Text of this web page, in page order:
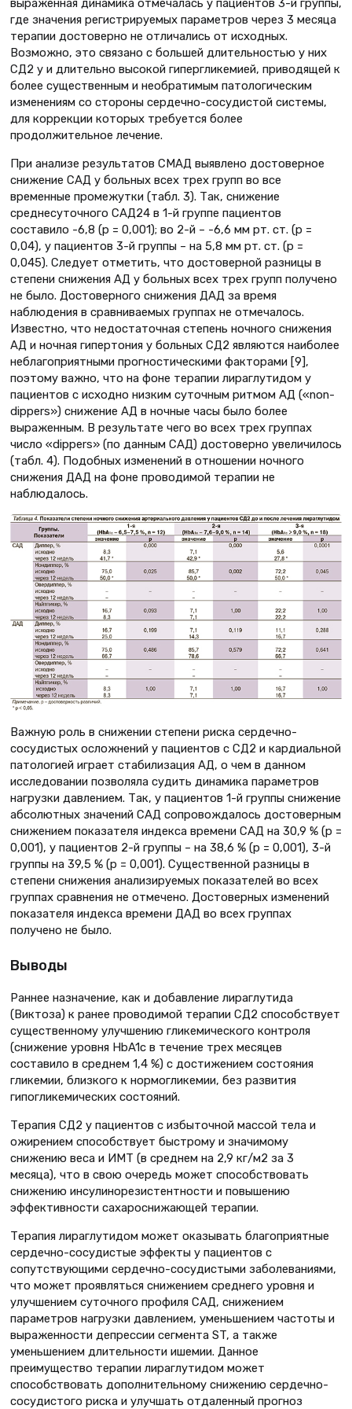
выраженная динамика отмечалась у пациентов 3-й группы,
где значения регистрируемых параметров через 3 месяца
терапии достоверно не отличались от исходных.
Возможно, это связано с большей длительностью у них
СД2 у и длительно высокой гипергликемией, приводящей к
более существенным и необратимым патологическим
изменениям со стороны сердечно-сосудистой системы,
для коррекции которых требуется более
продолжительное лечение.
При анализе результатов СМАД выявлено достоверное
снижение САД у больных всех трех групп во все
временные промежутки (табл. 3). Так, снижение
среднесуточного САД24 в 1-й группе пациентов
составило -6,8 (p = 0,001); во 2-й – -6,6 мм рт. ст. (p =
0,04), у пациентов 3-й группы – на 5,8 мм рт. ст. (p =
0,045). Следует отметить, что достоверной разницы в
степени снижения АД у больных всех трех групп получено
не было. Достоверного снижения ДАД за время
наблюдения в сравниваемых группах не отмечалось.
Известно, что недостаточная степень ночного снижения
АД и ночная гипертония у больных СД2 являются наиболее
неблагоприятными прогностическими факторами [9],
поэтому важно, что на фоне терапии лираглутидом у
пациентов с исходно низким суточным ритмом АД («non-
dippers») снижение АД в ночные часы было более
выраженным. В результате чего во всех трех группах
число «dippers» (по данным САД) достоверно увеличилось
(табл. 4). Подобных изменений в отношении ночного
снижения ДАД на фоне проводимой терапии не
наблюдалось.
Важную роль в снижении степени риска сердечно-
сосудистых осложнений у пациентов с СД2 и кардиальной
патологией играет стабилизация АД, о чем в данном
исследовании позволяла судить динамика параметров
нагрузки давлением. Так, у пациентов 1-й группы снижение
абсолютных значений САД сопровождалось достоверным
снижением показателя индекса времени САД на 30,9 % (р =
0,001), у пациентов 2-й группы – на 38,6 % (р = 0,001), 3-й
группы на 39,5 % (р = 0,001). Существенной разницы в
степени снижения анализируемых показателей во всех
группах сравнения не отмечено. Достоверных изменений
показателя индекса времени ДАД во всех группах
получено не было.
Выводы
Раннее назначение, как и добавление лираглутида
(Виктоза) к ранее проводимой терапии СД2 способствует
существенному улучшению гликемического контроля
(снижение уровня HbA1c в течение трех месяцев
составило в среднем 1,4 %) с достижением состояния
гликемии, близкого к нормогликемии, без развития
гипогликемических состояний.
Терапия СД2 у пациентов с избыточной массой тела и
ожирением способствует быстрому и значимому
снижению веса и ИМТ (в среднем на 2,9 кг/м2 за 3
месяца), что в свою очередь может способствовать
снижению инсулинорезистентности и повышению
эффективности сахароснижающей терапии.
Терапия лираглутидом может оказывать благоприятные
сердечно-сосудистые эффекты у пациентов с
сопутствующими сердечно-сосудистыми заболеваниями,
что может проявляться снижением среднего уровня и
улучшением суточного профиля САД, снижением
параметров нагрузки давлением, уменьшением частоты и
выраженности депрессии сегмента ST, а также
уменьшением длительности ишемии. Данное
преимущество терапии лираглутидом может
способствовать дополнительному снижению сердечно-
сосудистого риска и улучшать отдаленный прогноз